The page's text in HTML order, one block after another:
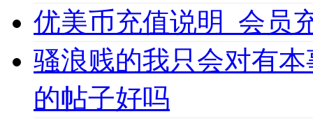
优美币充值说明_会员
骚浪贱的我只会对有
的帖子好吗